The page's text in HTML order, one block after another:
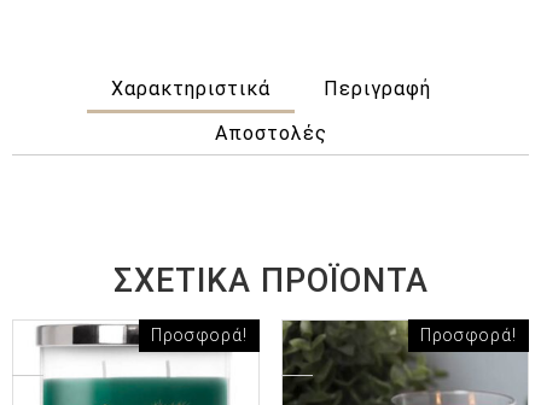
Χαρακτηριστικά
Περιγραφή
Αποστολές
ΣΧΕΤΙΚΆ ΠΡΟΪΌΝΤΑ
Προσφορά! Προσφορά!